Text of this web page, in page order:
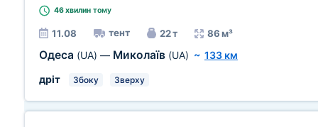
46 хвилин тому
11.08 тент 22 т 86 м³
Одеса (UA) — Миколаїв (UA) ~ 133 км
дріт
Збоку Зверху